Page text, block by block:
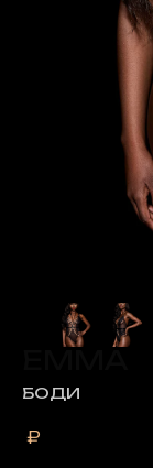
БОДИ
₽